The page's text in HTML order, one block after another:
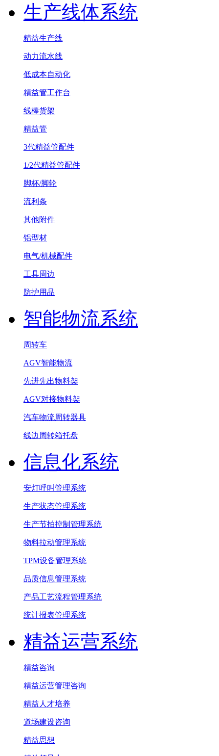
生产线体系统
精益生产线
动力流水线
低成本自动化
精益管工作台
线棒货架
精益管
3代精益管配件
1/2代精益管配件
脚杯/脚轮
流利条
其他附件
铝型材
电气/机械配件
工具周边
防护用品
智能物流系统
周转车
AGV智能物流
先进先出物料架
AGV对接物料架
汽车物流周转器具
线边周转箱托盘
信息化系统
安灯呼叫管理系统
生产状态管理系统
生产节拍控制管理系统
物料拉动管理系统
TPM设备管理系统
品质信息管理系统
产品工艺流程管理系统
统计报表管理系统
精益运营系统
精益咨询
精益运营管理咨询
精益人才培养
道场建设咨询
精益思想